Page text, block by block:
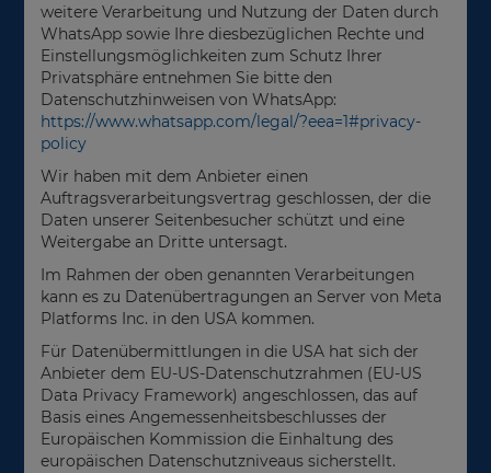
weitere Verarbeitung und Nutzung der Daten durch
WhatsApp sowie Ihre diesbezüglichen Rechte und
Einstellungsmöglichkeiten zum Schutz Ihrer
Privatsphäre entnehmen Sie bitte den
Datenschutzhinweisen von WhatsApp:
https://www.whatsapp.com/legal/?eea=1#privacy-
policy
Wir haben mit dem Anbieter einen
Auftragsverarbeitungsvertrag geschlossen, der die
Daten unserer Seitenbesucher schützt und eine
Weitergabe an Dritte untersagt.
Im Rahmen der oben genannten Verarbeitungen
kann es zu Datenübertragungen an Server von Meta
Platforms Inc. in den USA kommen.
Für Datenübermittlungen in die USA hat sich der
Anbieter dem EU-US-Datenschutzrahmen (EU-US
Data Privacy Framework) angeschlossen, das auf
Basis eines Angemessenheitsbeschlusses der
Europäischen Kommission die Einhaltung des
europäischen Datenschutzniveaus sicherstellt.